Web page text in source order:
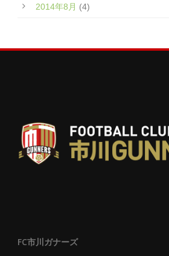
2014年8月 (4)
FC市川ガナーズ